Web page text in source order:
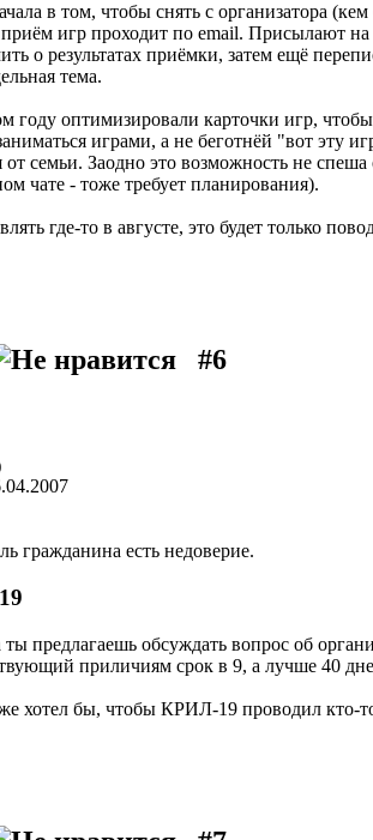
в том, чтобы снять с организатора
игр проходит по email. Присылают
о результатах приёмки, затем ещё
тема.
году оптимизировали карточки игр,
играми, а не беготнёй "вот эту
от семьи. Заодно это возможность не
чате - тоже требует планирования).
где-то в августе, это будет только
#6
гражданина есть недоверие.
предлагаешь обсуждать вопрос об
приличиям срок в 9, а лучше 40
хотел бы, чтобы КРИЛ-19 проводил кто-